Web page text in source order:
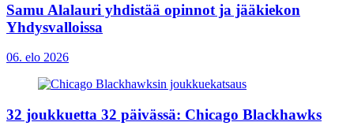
Samu Alalauri yhdistää opinnot ja jääkiekon
Yhdysvalloissa
06. elo 2026
32 joukkuetta 32 päivässä: Chicago Blackhawks